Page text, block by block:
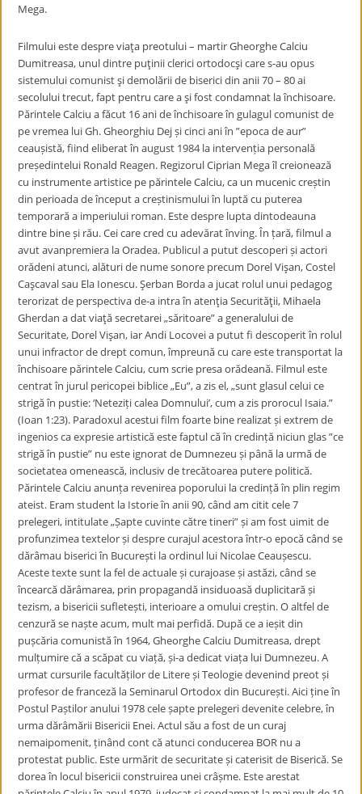
Mega.
Filmului este despre viaţa preotului – martir Gheorghe Calciu
Dumitreasa, unul dintre puţinii clerici ortodocşi care s-au opus
sistemului comunist şi demolării de biserici din anii 70 – 80 ai
secolului trecut, fapt pentru care a şi fost condamnat la închisoare.
Părintele Calciu a făcut 16 ani de închisoare în gulagul comunist de
pe vremea lui Gh. Gheorghiu Dej și cinci ani în ”epoca de aur”
ceaușistă, fiind eliberat în august 1984 la intervenția personală
președintelui Ronald Reagen. Regizorul Ciprian Mega îl creionează
cu instrumente artistice pe părintele Calciu, ca un mucenic creștin
din perioada de început a creștinismului în luptă cu puterea
temporară a imperiului roman. Este despre lupta dintodeauna
dintre bine și rău. Cei care cred cu adevărat înving. În țară, filmul a
avut avanpremiera la Oradea. Publicul a putut descoperi și actori
orădeni atunci, alături de nume sonore precum Dorel Vişan, Costel
Caşcaval sau Ela Ionescu. Şerban Borda a jucat rolul unui pedagog
terorizat de perspectiva de-a intra în atenţia Securităţii, Mihaela
Gherdan a dat viaţă secretarei „săritoare” a generalului de
Securitate, Dorel Vişan, iar Andi Locovei a putut fi descoperit în rolul
unui infractor de drept comun, împreună cu care este transportat la
închisoare părintele Calciu, cum scrie presa orădeană. Filmul este
centrat în jurul pericopei biblice „Eu”, a zis el, „sunt glasul celui ce
strigă în pustie: ‘Neteziți calea Domnului’, cum a zis prorocul Isaia.”
(Ioan 1:23). Paradoxul acestui film foarte bine realizat și extrem de
ingenios ca expresie artistică este faptul că în credință niciun glas ”ce
strigă în pustie” nu este ignorat de Dumnezeu și până la urmă de
societatea omenească, inclusiv de trecătoarea putere politică.
Părintele Calciu anunța revenirea poporului la credință în plin regim
ateist. Eram student la Istorie în anii 90, când am citit cele 7
prelegeri, intitulate „Șapte cuvinte către tineri” și am fost uimit de
profunzimea textelor și despre curajul acestora într-o epocă când se
dărâmau biserici în București la ordinul lui Nicolae Ceaușescu.
Aceste texte sunt la fel de actuale și curajoase și astăzi, când se
încearcă dărâmarea, prin propagandă insiduoasă duplicitară și
tezism, a bisericii sufletești, interioare a omului creștin. O altfel de
cenzură se naște acum, mult mai perfidă. După ce a ieșit din
pușcăria comunistă în 1964, Gheorghe Calciu Dumitreasa, drept
mulțumire că a scăpat cu viață, și-a dedicat viața lui Dumnezeu. A
urmat cursurile facultăților de Litere și Teologie devenind preot și
profesor de franceză la Seminarul Ortodox din București. Aici ține în
Postul Paștilor anului 1978 cele șapte prelegeri devenite celebre, în
urma dărâmării Bisericii Enei. Actul său a fost de un curaj
nemaipomenit, ținând cont că atunci conducerea BOR nu a
protestat public. Este urmărit de securitate și caterisit de Biserică. Se
dorea în locul bisericii construirea unei crâșme. Este arestat